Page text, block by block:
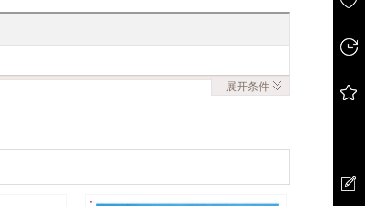
展开条件